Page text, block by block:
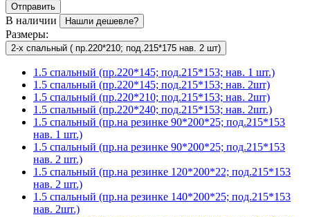
Отправить
В наличии Нашли дешевле?
Размеры:
2-х спальный ( пр.220*210; под.215*175 нав. 2 шт)
1.5 спальный (пр.220*145; под.215*153; нав. 1 шт.)
1.5 спальный (пр.220*145; под.215*153; нав. 2шт)
1.5 спальный (пр.220*210; под.215*153; нав. 2шт)
1.5 спальный (пр.220*240; под.215*153; нав. 2шт.)
1.5 спальный (пр.на резинке 90*200*25; под.215*153
нав. 1 шт.)
1.5 спальный (пр.на резинке 90*200*25; под.215*153
нав. 2 шт.)
1.5 спальный (пр.на резинке 120*200*22; под.215*153
нав. 2 шт.)
1.5 спальный (пр.на резинке 140*200*25; под.215*153
нав. 2шт.)